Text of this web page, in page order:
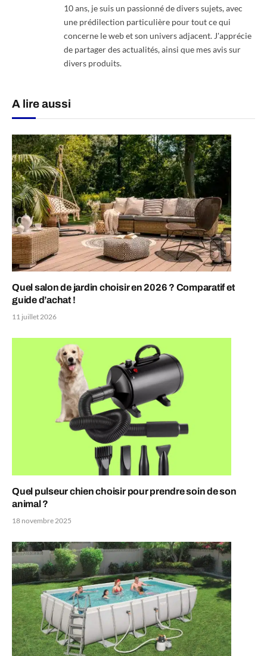
10 ans, je suis un passionné de divers sujets, avec
une prédilection particulière pour tout ce qui
concerne le web et son univers adjacent. J'apprécie
de partager des actualités, ainsi que mes avis sur
divers produits.
A lire aussi
Quel salon de jardin choisir en 2026 ? Comparatif et
guide d’achat !
11 juillet 2026
Quel pulseur chien choisir pour prendre soin de son
animal ?
18 novembre 2025